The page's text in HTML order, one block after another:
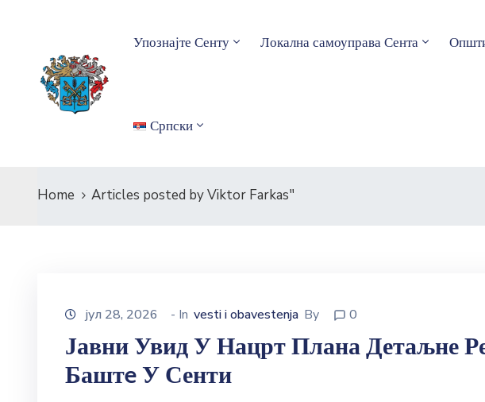
Упознајте Сенту Локална самоуправа Сента
Српски
Home Articles posted by Viktor Farkas"
јул 28, 2026 - In vesti i obavestenja By 0
Јавни Увид У Нацрт Плана Детаљне
Баштe У Сенти